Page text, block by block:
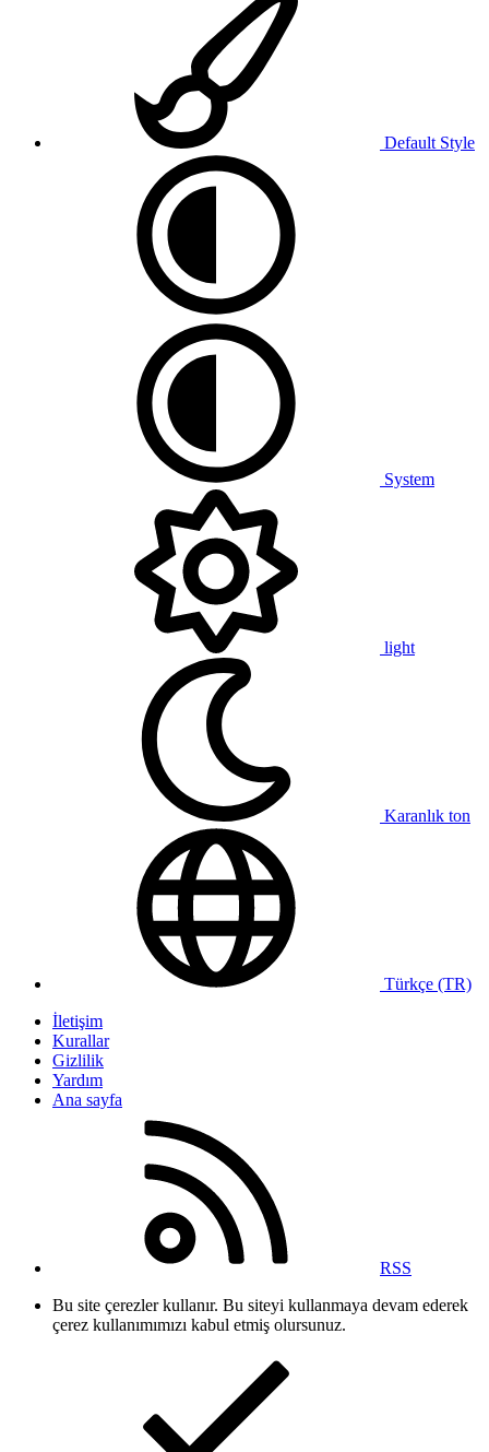
Default Style
System
light
Karanlık ton
Türkçe (TR)
İletişim
Kurallar
Gizlilik
Yardım
Ana sayfa
RSS
Bu site çerezler kullanır. Bu siteyi kullanmaya devam ederek
çerez kullanımımızı kabul etmiş olursunuz.